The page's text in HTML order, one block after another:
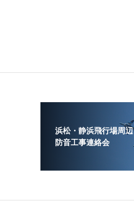
浜松・静浜飛行場周辺
防音工事連絡会